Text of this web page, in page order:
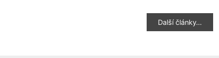
Další články…